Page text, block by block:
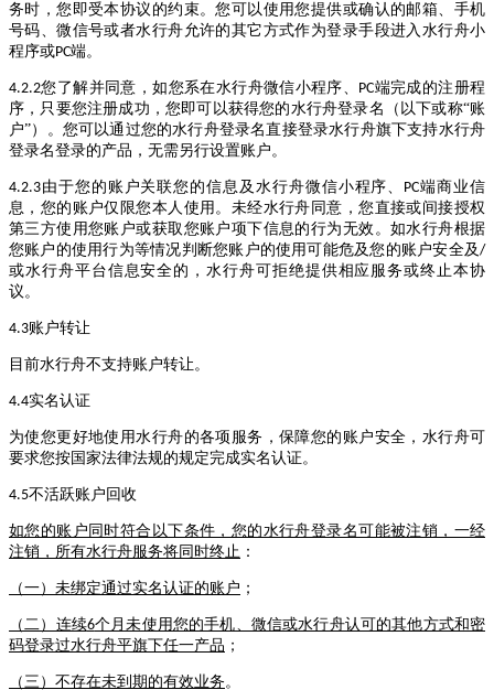
务时，您即受本协议的约束。您可以使用您提供或确认的邮箱、手机
号码、微信号或者水行舟允许的其它方式作为登录手段进入水行舟小
程序或PC端。
4.2.2您了解并同意，如您系在水行舟微信小程序、 PC端完成的注册程
序，只要您注册成功，您即可以获得您的水行舟登录名（以下或称“账
户”）。您可以通过您的水行舟登录名直接登录水行舟旗下支持水行舟
登录名登录的产品，无需另行设置账户。
4.2.3由于您的账户关联您的信息及水行舟微信小程序、 PC端商业信
息，您的账户仅限您本人使用。未经水行舟同意，您直接或间接授权
第三方使用您账户或获取您账户项下信息的行为无效。如水行舟根据
您账户的使用行为等情况判断您账户的使用可能危及您的账户安全及/
或水行舟平台信息安全的，水行舟可拒绝提供相应服务或终止本协
议。
4.3账户转让
目前水行舟不支持账户转让。
4.4实名认证
为使您更好地使用水行舟的各项服务，保障您的账户安全，水行舟可
要求您按国家法律法规的规定完成实名认证。
4.5不活跃账户回收
如您的账户同时符合以下条件，您的水行舟登录名可能被注销，一经
注销，所有水行舟服务将同时终止 ：
（一）未绑定通过实名认证的账户 ；
（二）连续6个月未使用您的手机、微信或水行舟认可的其他方式和密
码登录过水行舟平旗下任一产品 ；
（三）不存在未到期的有效业务。